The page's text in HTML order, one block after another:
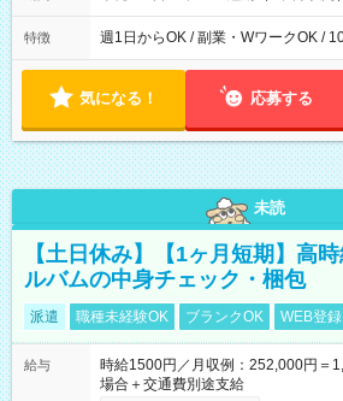
特徴 週1日からOK / 副業・WワークOK /
気になる！ 応募する
未読
【土日休み】【1ヶ月短期】高
ルバムの中身チェック・梱包
派遣 職種未経験OK ブランクOK WEB登
給与
時給1500円／月収例：252,000円＝
場合＋交通費別途支給